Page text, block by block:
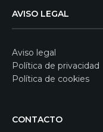
AVISO LEGAL
Aviso legal
Política de privacidad
Política de cookies
CONTACTO